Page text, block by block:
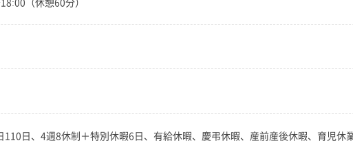
110日、4週8休制＋特別休暇6日、有給休暇、慶弔休暇、産前産後休暇、育児休業